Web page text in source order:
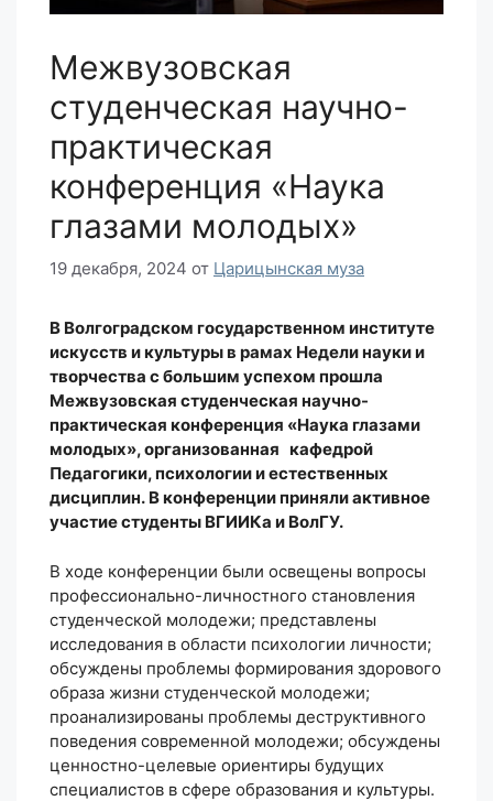
Межвузовская
студенческая научно-
практическая
конференция «Наука
глазами молодых»
19 декабря, 2024 от Царицынская муза
В Волгоградском государственном институте
искусств и культуры в рамах Недели науки и
творчества с большим успехом прошла
Межвузовская студенческая научно-
практическая конференция «Наука глазами
молодых», организованная кафедрой
Педагогики, психологии и естественных
дисциплин. В конференции приняли активное
участие студенты ВГИИКа и ВолГУ.
В ходе конференции были освещены вопросы
профессионально-личностного становления
студенческой молодежи; представлены
исследования в области психологии личности;
обсуждены проблемы формирования здорового
образа жизни студенческой молодежи;
проанализированы проблемы деструктивного
поведения современной молодежи; обсуждены
ценностно-целевые ориентиры будущих
специалистов в сфере образования и культуры.